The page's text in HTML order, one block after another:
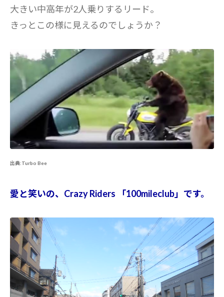
大きい中高年が2人乗りするリード。
きっとこの様に見えるのでしょうか？
出典:Turbo Bee
愛と笑いの、Crazy Riders 「100mileclub」です。